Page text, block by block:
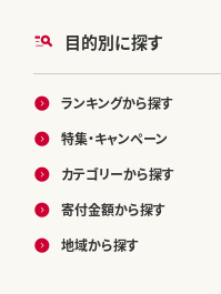
目的別に探す
ランキングから探す
特集・キャンペーン
カテゴリーから探す
寄付金額から探す
地域から探す